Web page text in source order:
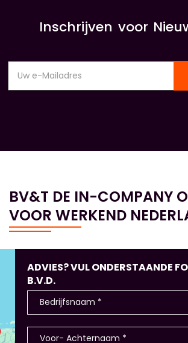
Inschrijven voor
BV&T DE IN-COMPANY
VOOR WERKEND
ADVIES? VUL ONDERSTAANDE
B.V.D.